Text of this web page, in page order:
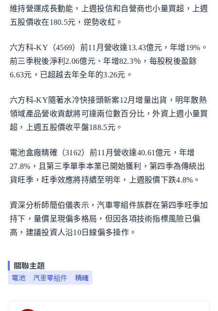
維持營運成長動能，上週投信和自營商也小量買超，上週
五股價收在180.5元，逆勢收紅。
六方科-KY（4569）前11月營收達13.43億元，年增19%。
前三季稅後淨利2.06億元、年增82.3％，每股稅後盈餘
6.63元，已超越去年全年的3.26元。
六方科-KY隨著水冷快接頭新案12月增量出貨，明年散熱
領域產品營收貢獻將可達兩位數百分比，外資上週小量買
超，上週五股價收平盤188.5元。
電池盒廠精確（3162）前11月營收達40.61億元，年增
27.8%，且第三季單季本業已開始獲利，第四季為傳統出
貨旺季，旺季效應將持續至明年，上週股價下跌4.8%。
資深分析師簡伯儀表示，汽車零組件族群在第四季旺季加
持下，量價呈現偏多格局，但因各項技術指標風險已偏
高，建議投資人沿10日線偏多操作。
關聯主題
電池 汽車零組件 精確